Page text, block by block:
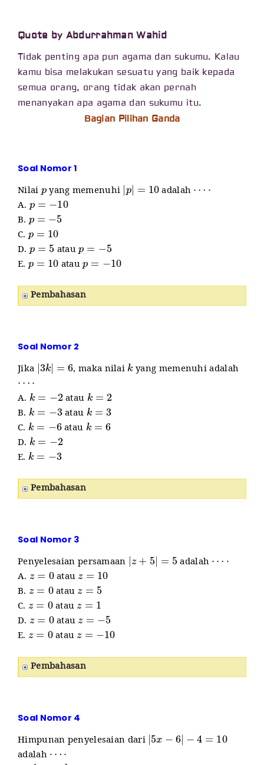
Quote by Abdurrahman Wahid
Tidak penting apa pun agama dan sukumu. Kalau
kamu bisa melakukan sesuatu yang baik kepada
semua orang, orang tidak akan pernah
menanyakan apa agama dan sukumu itu.
Bagian Pilihan Ganda
Soal Nomor 1
Nilai yang memenuhi | p 10adalah
A.p=−10
B.p=−5
C.p=10
D.p=5 atau
E.p=10 ataup= −10
Pembahasan
Soal Nomor 2
Jika |3k 6, maka nilai k yang memenuhi adalah
⋯⋅
A. k atau k
B. k=−3 atau k=3
C. k=−6 atau k=6
D. k=− 2
E. k=−3
Pembahasan
Soal Nomor 3
Penyelesaian persamaan | + 5| adalah
A. z=0 atauz=10
B. z=0 atauz =5
C. z=0 atauz =1
D. z=0 atauz =− 5
E. z=0 atauz=−10
Pembahasan
Soal Nomor 4
Himpunan penyelesaian dari |5 |− 10
adalah⋯⋅